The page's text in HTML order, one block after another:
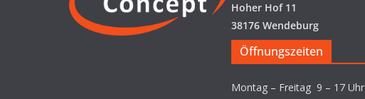
Hoher Hof 11
38176 Wendeburg
Öffnungszeiten
Montag – Freitag 9 – 17 Uhr